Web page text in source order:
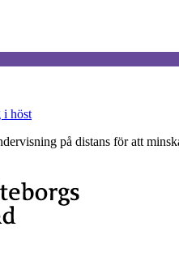
i höst
på distans för att